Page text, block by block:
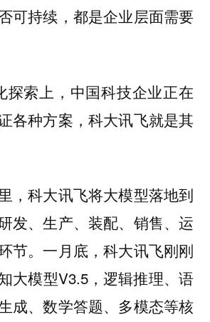
可持续，都是企业层面需要
探索上，中国科技企业正在
各种方案，科大讯飞就是其
，科大讯飞将大模型落地到
发、生产、装配、销售、运
节。一月底，科大讯飞刚刚
大模型V3.5，逻辑推理、语
成、数学答题、多模态等核